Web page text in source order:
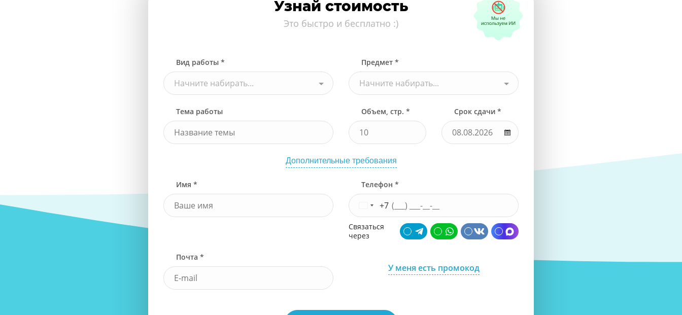
Узнай стоимость
Это быстро и бесплатно :)
Вид работы *
Начните набирать...
Предмет *
Начните набирать...
Тема работы Объем, стр. * Срок сдачи *
Дополнительные требования
Имя * Телефон *
+7
Связаться
через
Почта *
У меня есть промокод